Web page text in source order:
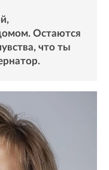
Остаются
что ты